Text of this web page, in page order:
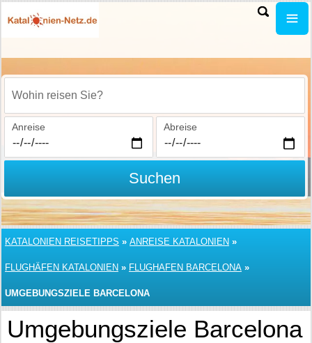
Wohin reisen Sie?
Anreise Abreise
Suchen
KATALONIEN REISETIPPS » ANREISE KATALONIEN »
FLUGHÄFEN KATALONIEN » FLUGHAFEN BARCELONA »
UMGEBUNGSZIELE BARCELONA
Umgebungsziele Barcelona